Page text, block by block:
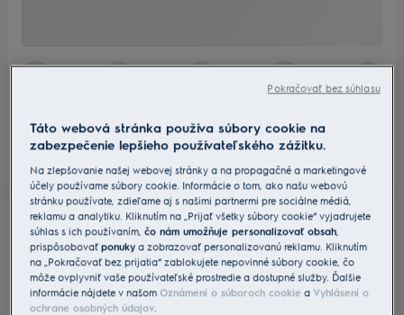
Táto webová stránka používa súbory cookie na
zabezpečenie lepšieho používateľského zážitku.
Na zlepšovanie našej webovej stránky a na propagačné a marketingové
účely používame súbory cookie. Informácie o tom, ako našu webovú
stránku používate, zdieľame aj s našimi partnermi pre sociálne médiá,
reklamu a analytiku. Kliknutím na „Prijať všetky súbory cookie“ vyjadrujete
súhlas s ich používaním,čo nám umožňuje personalizovať obsah
prispôsobovaťponuky a zobrazovať personalizovanú reklamu. Kliknutím
na „Pokračovať bez prijatia“ zablokujete nepovinné súbory cookie, čo
môže ovplyvniť vaše používateľské prostredie a dostupné služby. Ďalšie
informácie nájdete v našomOznámení o súboroch cookie a Vyhlásení o
ochrane osobných údajov
Pokračovať bez súhlasu